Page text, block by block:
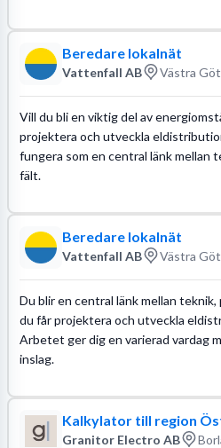
Beredare lokalnät
Vattenfall AB Västra
Vill du bli en viktig del av
projektera och utveckla
fungera som en central länk mellan
fält.
Beredare lokalnät
Vattenfall AB Västra
Du blir en central länk mellan
du får projektera och utveckla
Arbetet ger dig en varierad vardag
inslag.
Kalkylator till region
Granitor Electro AB